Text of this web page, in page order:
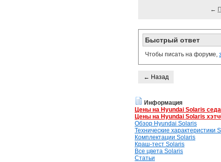
←
Быстрый ответ
Чтобы писать на форуме,
← Назад
Информация
Цены на Hyundai Solaris
Цены на Hyundai Solaris
Обзор Hyundai Solaris
Технические характеристики
Комплектации Solaris
Краш-тест Solaris
Все цвета Solaris
Статьи